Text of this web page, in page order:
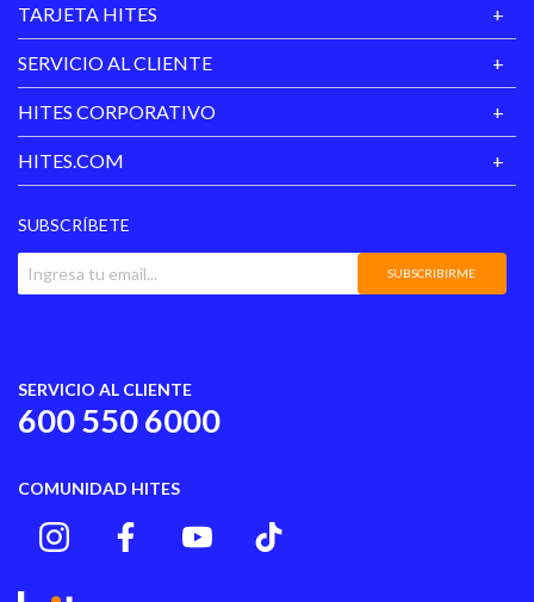
TARJETA HITES
SERVICIO AL CLIENTE
HITES CORPORATIVO
HITES.COM
SUBSCRÍBETE
SUBSCRIBIRME
SERVICIO AL CLIENTE
600 550 6000
COMUNIDAD HITES